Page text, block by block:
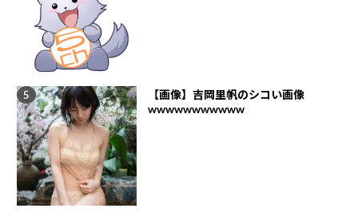
【画像】吉岡里帆のシコい画像
wwwwwwwwwww